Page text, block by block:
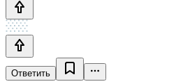
Ответить